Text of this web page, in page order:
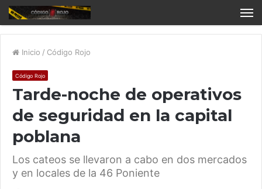
Inicio / Código Rojo
Código Rojo
Tarde-noche de operativos
de seguridad en la capital
poblana
Los cateos se llevaron a cabo en dos mercados
y en locales de la 46 Poniente